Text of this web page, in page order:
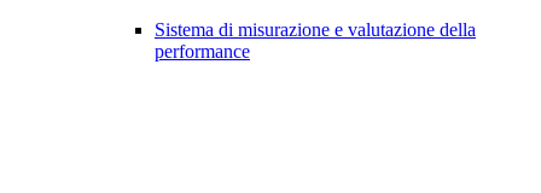
Sistema di misurazione e valutazione della
performance